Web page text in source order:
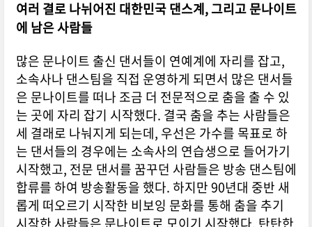
여러 결로 나뉘어진 대한민국 댄스계, 그리고 문나이트
에 남은 사람들
많은 문나이트 출신 댄서들이 연예계에 자리를 잡고,
소속사나 댄스팀을 직접 운영하게 되면서 많은 댄서들
은 문나이트를 떠나 조금 더 전문적으로 춤을 출 수 있
는 곳에 자리 잡기 시작했다. 결국 춤을 추는 사람들은
세 결래로 나눠지게 되는데, 우선은 가수를 목표로 하
는 댄서들의 경우에는 소속사의 연습생으로 들어가기
시작했고, 전문 댄서를 꿈꾸던 사람들은 방송 댄스팀에
합류를 하여 방송활동을 했다. 하지만 90년대 중반 새
롭게 떠오르기 시작한 비보잉 문화를 통해 춤을 추기